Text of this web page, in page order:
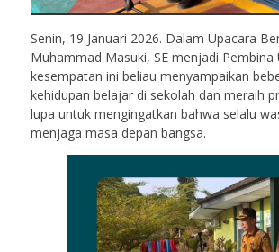
Senin, 19 Januari 2026. Dalam Upacara
Muhammad Masuki, SE menjadi
kesempatan ini beliau menyampaikan
kehidupan belajar di sekolah dan meraih
lupa untuk mengingatkan bahwa selalu
menjaga masa depan bangsa.